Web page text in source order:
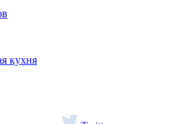
кухня
для путешественника